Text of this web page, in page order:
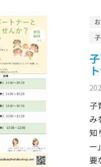
子
み
知
ー
要